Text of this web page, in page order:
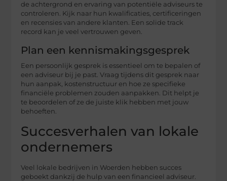
de achtergrond en ervaring van potentiële adviseurs te
controleren. Kijk naar hun kwalificaties, certificeringen
en recensies van andere klanten. Een solide track
record kan je veel vertrouwen geven.
Plan een kennismakingsgesprek
Een persoonlijk gesprek is essentieel om te bepalen of
een adviseur bij je past. Vraag tijdens dit gesprek naar
hun aanpak, kostenstructuur en hoe ze specifieke
financiële problemen zouden aanpakken. Dit helpt je
te beoordelen of ze de juiste klik hebben met jouw
behoeften.
Succesverhalen van lokale
ondernemers
Veel lokale bedrijven in Woerden hebben succes
geboekt dankzij de hulp van een financieel adviseur.